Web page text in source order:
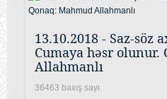
13.10.2018 - Saz-söz
Cumaya həsr olunur.
Allahmanlı
36463 baxış sayı